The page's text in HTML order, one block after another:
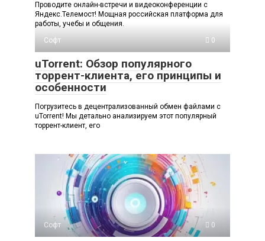
Проводите онлайн-встречи и видеоконференции с
Яндекс.Телемост! Мощная российская платформа для
работы, учебы и общения.
Софт
0
uTorrent: Обзор популярного
торрент-клиента, его принципы и
особенности
Погрузитесь в децентрализованный обмен файлами с
uTorrent! Мы детально анализируем этот популярный
торрент-клиент, его
Софт 0